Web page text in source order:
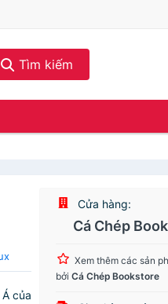
Tìm kiếm
của
Cửa hàng:
Cá Chép
Xem thêm các sản
bởiCá Chép Bookstore